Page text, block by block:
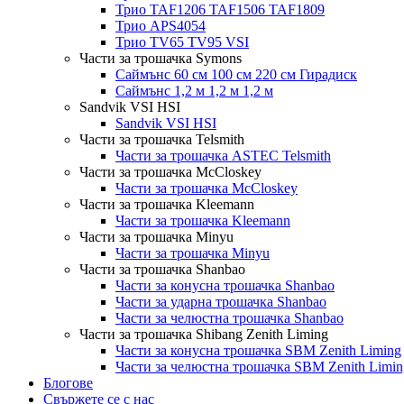
Трио TAF1206 TAF1506 TAF1809
Трио APS4054
Трио TV65 TV95 VSI
Части за трошачка Symons
Саймънс 60 см 100 см 220 см Гирадиск
Саймънс 1,2 м 1,2 м 1,2 м
Sandvik VSI HSI
Sandvik VSI HSI
Части за трошачка Telsmith
Части за трошачка ASTEC Telsmith
Части за трошачка McCloskey
Части за трошачка McCloskey
Части за трошачка Kleemann
Части за трошачка Kleemann
Части за трошачка Minyu
Части за трошачка Minyu
Части за трошачка Shanbao
Части за конусна трошачка Shanbao
Части за ударна трошачка Shanbao
Части за челюстна трошачка Shanbao
Части за трошачка Shibang Zenith Liming
Части за конусна трошачка SBM Zenith Liming
Части за челюстна трошачка SBM Zenith
Блогове
Свържете се с нас